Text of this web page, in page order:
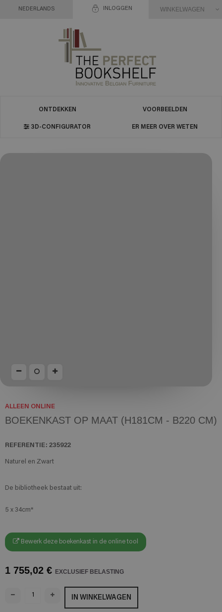
INLOGGEN
NEDERLANDS WINKELWAGEN
ONTDEKKEN VOORBEELDEN
3D-CONFIGURATOR ER MEER OVER WETEN
ALLEEN ONLINE
BOEKENKAST OP MAAT (H181CM - B220 CM)
REFERENTIE: 235922
Naturel en Zwart
De bibliotheek bestaat uit:
5 x 34cm*
Bewerk deze boekenkast in de online tool
1 755,02 € EXCLUSIEF BELASTING
IN WINKELWAGEN